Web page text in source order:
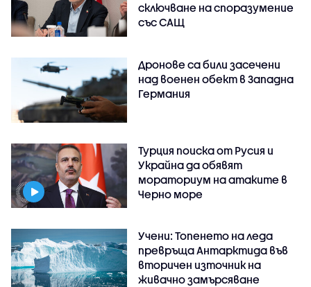
сключване на споразумение
със САЩ
Дронове са били засечени
над военен обект в Западна
Германия
Турция поиска от Русия и
Украйна да обявят
мораториум на атаките в
Черно море
Учени: Топенето на леда
превръща Антарктида във
вторичен източник на
живачно замърсяване